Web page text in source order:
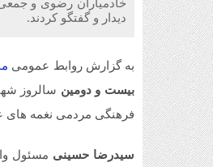
خادمیاران رضوی و
دیدار و گفتگو کردند.
به گزارش روابط عمومی
بیست و دومین سالروز
فرهنگی مردمی نغمه های
سیدرضا حسینی مسئول